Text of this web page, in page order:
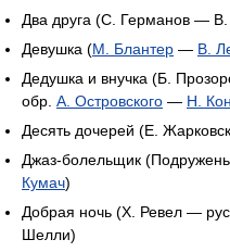
Два друга (С. Германов — В.
Девушка (М. Блантер — В.
Дедушка и внучка (Б.
обр. А. Островского — Н.
Десять дочерей (Е.
Джаз-болельщик
Кумач)
Добрая ночь (Х. Ревел —
Шелли)